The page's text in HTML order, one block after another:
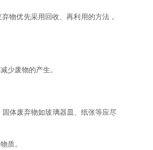
物优先采用回收、再利用的方法，
少废物的产生。
体废弃物如玻璃器皿、纸张等应尽
质。